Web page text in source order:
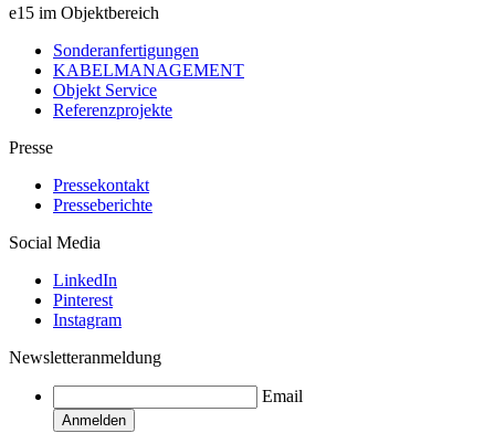
e15 im Objektbereich
Sonderanfertigungen
KABELMANAGEMENT
Objekt Service
Referenzprojekte
Presse
Pressekontakt
Presseberichte
Social Media
LinkedIn
Pinterest
Instagram
Newsletteranmeldung
Email